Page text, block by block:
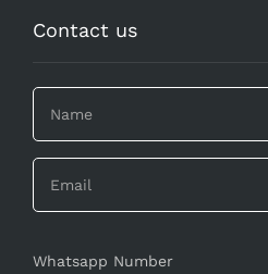
Contact us
Whatsapp Number